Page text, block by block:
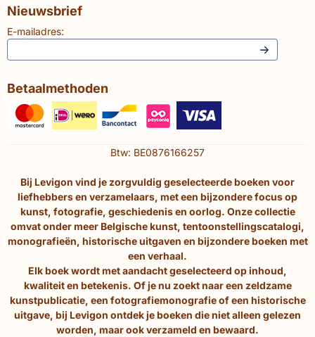
Nieuwsbrief
E-mailadres:
Betaalmethoden
Btw: BE0876166257
Bij Levigon vind je zorgvuldig geselecteerde boeken voor
liefhebbers en verzamelaars, met een bijzondere focus op
kunst, fotografie, geschiedenis en oorlog. Onze collectie
omvat onder meer Belgische kunst, tentoonstellingscatalogi,
monografieën, historische uitgaven en bijzondere boeken met
een verhaal.
Elk boek wordt met aandacht geselecteerd op inhoud,
kwaliteit en betekenis. Of je nu zoekt naar een zeldzame
kunstpublicatie, een fotografiemonografie of een historische
uitgave, bij Levigon ontdek je boeken die niet alleen gelezen
worden, maar ook verzameld en bewaard.